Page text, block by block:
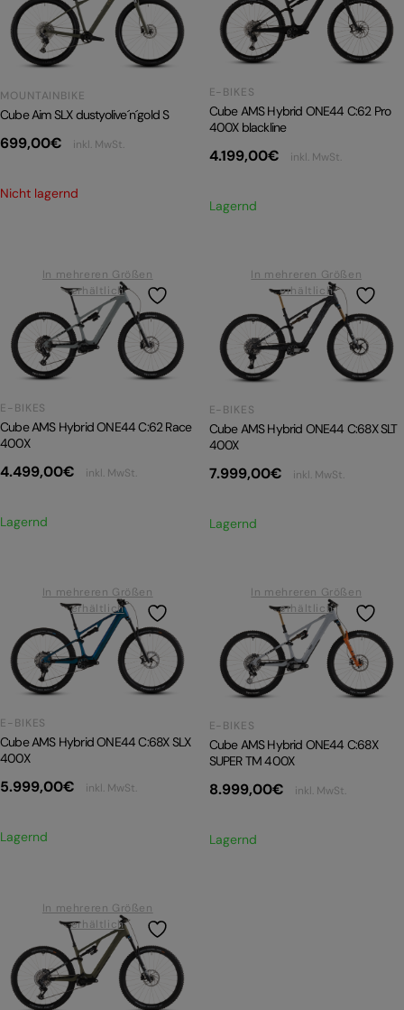
MOUNTAINBIKE
Cube Aim SLX dustyolive´n´gold S
699,00€ inkl. MwSt.
Nicht lagernd
E-BIKES
Cube AMS Hybrid ONE44 C:62 Pro
400X blackline
4.199,00€ inkl. MwSt.
Lagernd
In mehreren Größen
erhältlich
E-BIKES
Cube AMS Hybrid ONE44 C:62 Race
400X
4.499,00€ inkl. MwSt.
Lagernd
In mehreren Größen
erhältlich
E-BIKES
Cube AMS Hybrid ONE44 C:68X SLT
400X
7.999,00€ inkl. MwSt.
Lagernd
In mehreren Größen
erhältlich
E-BIKES
Cube AMS Hybrid ONE44 C:68X SLX
400X
5.999,00€ inkl. MwSt.
Lagernd
In mehreren Größen
erhältlich
E-BIKES
Cube AMS Hybrid ONE44 C:68X
SUPER TM 400X
8.999,00€ inkl. MwSt.
Lagernd
In mehreren Größen
erhältlich